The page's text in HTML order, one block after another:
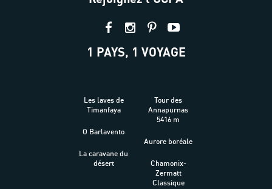
1 PAYS, 1 VOYAGE
Les laves de
Timanfaya
O Barlavento
La caravane du
désert
Tour des
Annapurnas
5416 m
Aurore boréale
Chamonix-
Zermatt
Classique